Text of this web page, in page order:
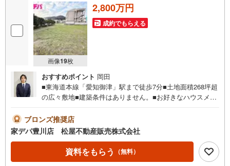
画像19枚
2,800万円
成約でもらえる
おすすめポイント 岡田
■東海道本線「愛知御津」駅まで徒歩7分■土地面積268坪超
の広々敷地■建築条件はありません。■お好きなハウスメー
メーション ・御津南部小学校 徒歩12分 ・御津中学
校 徒歩5分 ・みと保育園 徒歩10分●家デパ 松屋不動
産販売 のつよみ●・豊橋市・豊川市・知立市・浜松市の4店
舗営業中！三河エリア・遠州エリアの物件ならおまかせく
ださい。新築戸建、中古戸建、中古マンション、土地をお
ブロンズ推奨店
家デパ豊川店 松屋不動産販売株式会社
資料をもらう （無料）